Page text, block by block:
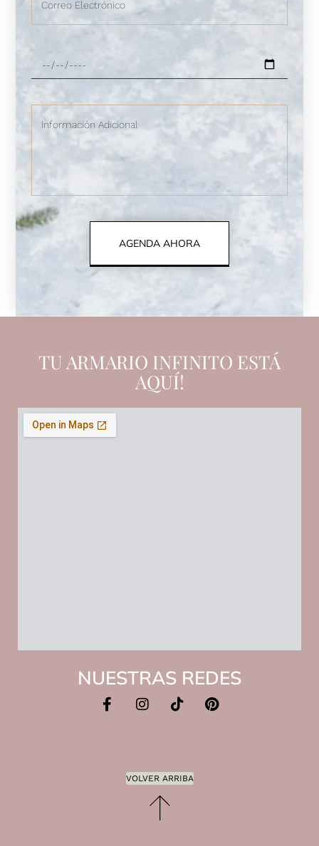
AGENDA AHORA
TU ARMARIO INFINITO ESTÁ
AQUÍ!
NUESTRAS REDES
VOLVER ARRIBA